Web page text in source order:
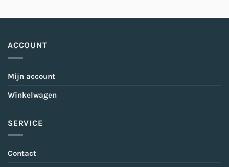
ACCOUNT
Mijn account
Winkelwagen
SERVICE
Contact